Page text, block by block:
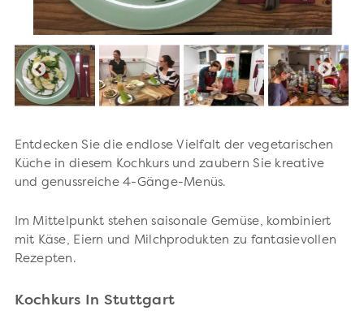
Entdecken Sie die endlose Vielfalt der vegetarischen
Küche in diesem Kochkurs und zaubern Sie kreative
und genussreiche 4-Gänge-Menüs.
Im Mittelpunkt stehen saisonale Gemüse, kombiniert
mit Käse, Eiern und Milchprodukten zu fantasievollen
Rezepten.
Kochkurs In Stuttgart